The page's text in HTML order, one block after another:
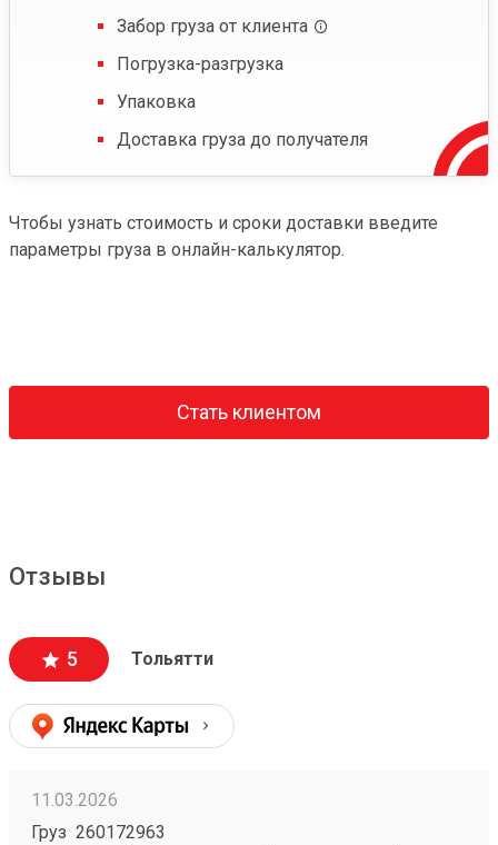
Забор груза от клиента
Погрузка-разгрузка
Упаковка
Доставка груза до получателя
Чтобы узнать стоимость и сроки доставки введите
параметры груза в онлайн-калькулятор.
Стать клиентом
Отзывы
5 Тольятти
11.03.2026
Груз 260172963